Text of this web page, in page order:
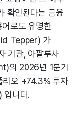
확인된다는 금융
어로도 유명한
Tepper) 가
기관, 아팔루사
의 2026년 1분기
리오 +74.3% 투자
입니다.